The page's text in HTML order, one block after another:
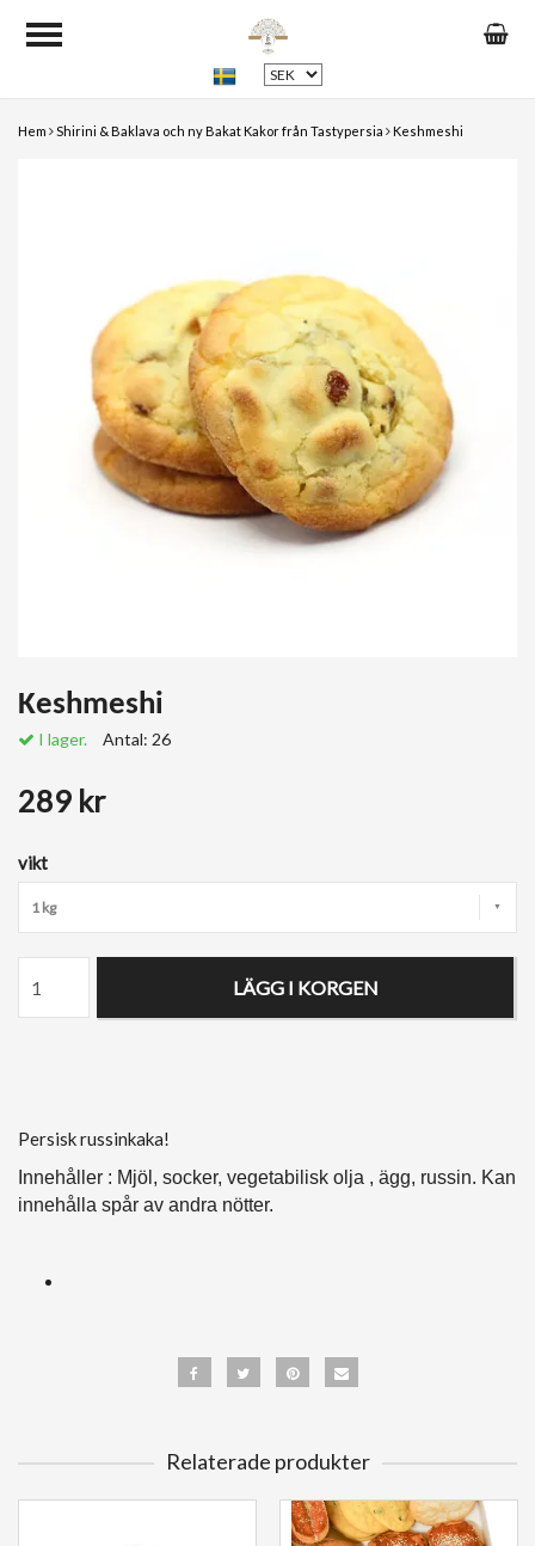
Hem Shirini & Baklava och ny Bakat Kakor från Tastypersia Keshmeshi
Keshmeshi
I lager. Antal: 26
289 kr
vikt
1 kg
LÄGG I KORGEN
Persisk russinkaka!
Innehåller : Mjöl, socker, vegetabilisk olja , ägg, russin. Kan
innehålla spår av andra nötter.
Relaterade produkter